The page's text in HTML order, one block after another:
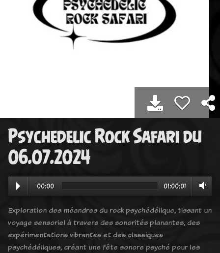
Psychedelic Rock Safari du
06.07.2024
00:00 01:00:01
Exploration des méandres du rock psychédélique, tissant un
voyage sensoriel à travers des sonorités planantes, des
expérimentations vibrantes et des classiques
psychédéliques, créant une fête sonore psyché pour les